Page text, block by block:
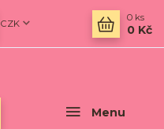
Menu
CZK
0 ks
0 Kč